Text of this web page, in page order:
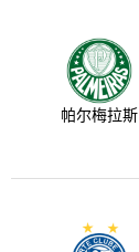
帕尔梅拉斯